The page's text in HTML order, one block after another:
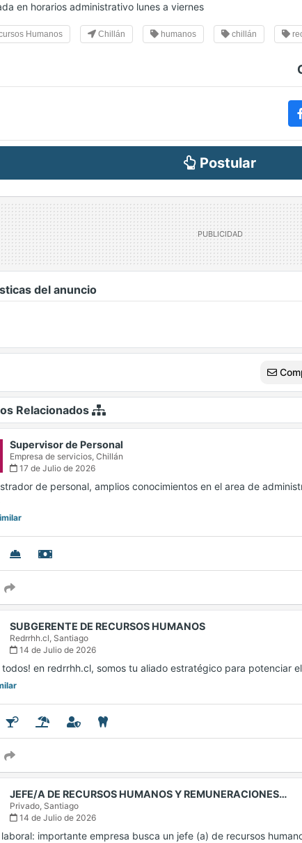
en horarios administrativo lunes a viernes
Humanos Chillán humanos chillán
Postular
del anuncio
Relacionados
Supervisor de Personal
Empresa de servicios, Chillán
17 de Julio de 2026
de personal, amplios conocimientos en el area de
SUBGERENTE DE RECURSOS HUMANOS
Redrrhh.cl, Santiago
14 de Julio de 2026
todos! en redrrhh.cl, somos tu aliado estratégico para potenciar
JEFE/A DE RECURSOS HUMANOS Y REMUNERACIONES…
Privado, Santiago
14 de Julio de 2026
importante empresa busca un jefe (a) de recursos